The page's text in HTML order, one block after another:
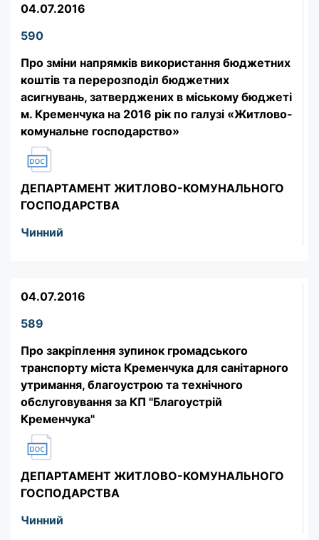
04.07.2016
590
Про зміни напрямків використання бюджетних
коштів та перерозподіл бюджетних
асигнувань, затверджених в міському бюджеті
м. Кременчука на 2016 рік по галузі «Житлово-
комунальне господарство»
ДЕПАРТАМЕНТ ЖИТЛОВО-КОМУНАЛЬНОГО
ГОСПОДАРСТВА
Чинний
04.07.2016
589
Про закріплення зупинок громадського
транспорту міста Кременчука для санітарного
утримання, благоустрою та технічного
обслуговування за КП "Благоустрій
Кременчука"
ДЕПАРТАМЕНТ ЖИТЛОВО-КОМУНАЛЬНОГО
ГОСПОДАРСТВА
Чинний